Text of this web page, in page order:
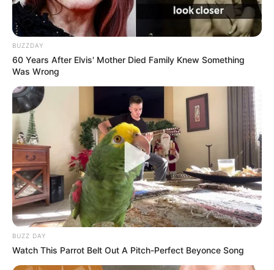
Como Fazer uma Bolsa de Calça Jeans Linda e
Fácil
Porta-trecos criativo feito com jeans
Como Fazer Almofada de Calça Jeans
Materiais necessários
BUZZDAY
60 Years After Elvis' Mother Died Family Knew Something
Was Wrong
BUZZ DAY
Watch This Parrot Belt Out A Pitch-Perfect Beyonce Song